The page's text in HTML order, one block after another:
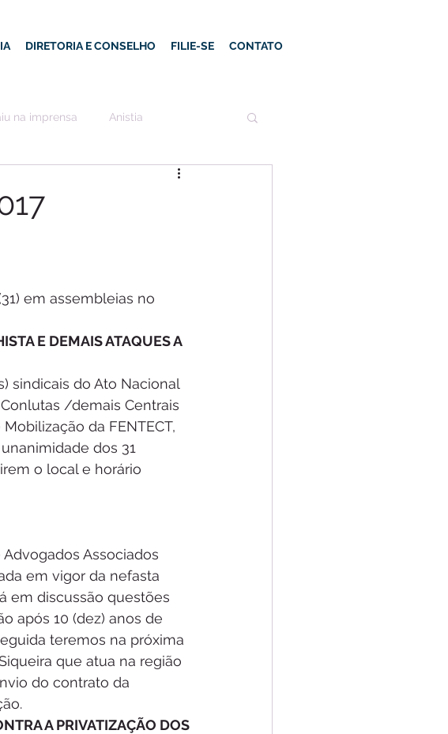
DIRETORIA E CONSELHO FILIE-SE CONTATO
na imprensa Anistia
em assembleias no
E DEMAIS ATAQUES A
sindicais do Ato Nacional
/demais Centrais
da FENTECT,
dos 31
o local e horário
Associados
em vigor da nefasta
em discussão questões
após 10 (dez) anos de
teremos na próxima
que atua na região
do contrato da
A PRIVATIZAÇÃO DOS